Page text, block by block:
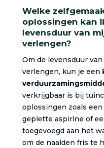
Welke
oplossingen kan
levensduur van
verlengen?
Om de levensduur
verlengen, kun je een
verkrijgbaar is bij
oplossingen zoals
geplette aspirine of
toegevoegd aan het
om de naalden fris te